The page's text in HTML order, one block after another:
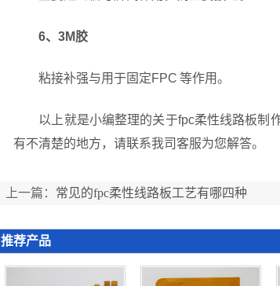
6、3M胶
粘接补强与用于固定FPC 等作用。
以上就是小编整理的关于fpc柔性线路板制
有不清楚的地方，请联系我司客服为您解答。
上一篇： 常见的fpc柔性线路板工艺有哪四种
推荐产品